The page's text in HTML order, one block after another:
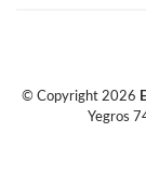
© Copyright 2026
Yegros